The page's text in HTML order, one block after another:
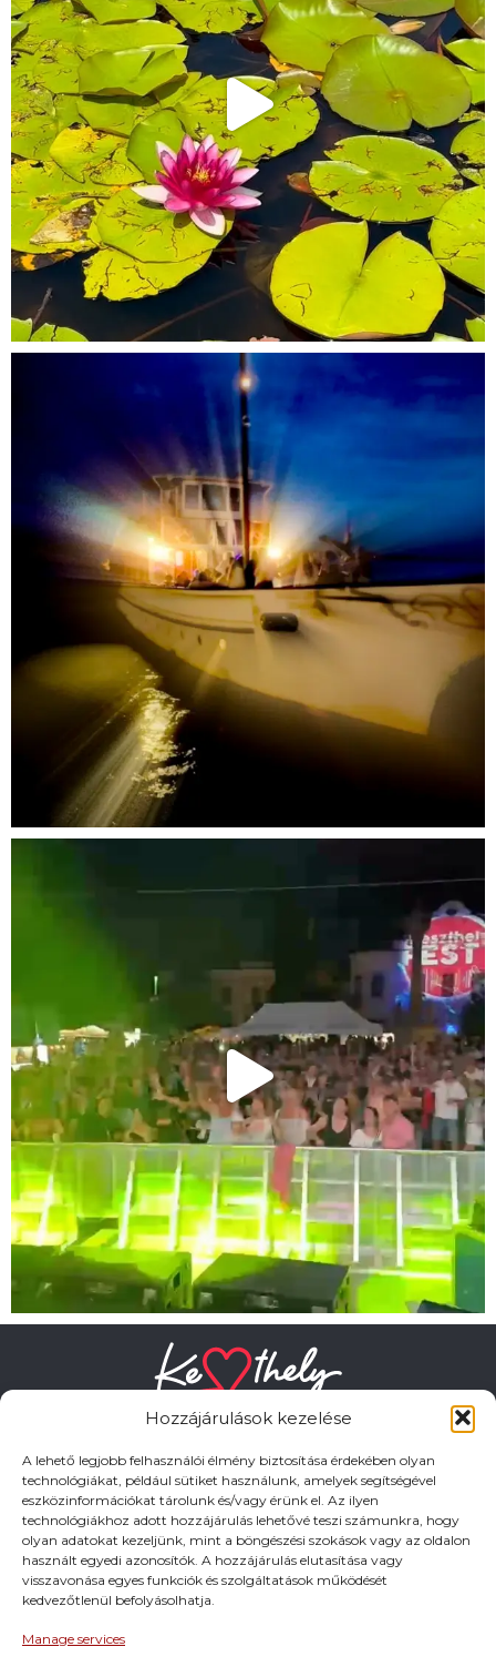
Hozzájárulások kezelése
A lehető legjobb felhasználói élmény biztosítása érdekében olyan
technológiákat, például sütiket használunk, amelyek segítségével
eszközinformációkat tárolunk és/vagy érünk el. Az ilyen
technológiákhoz adott hozzájárulás lehetővé teszi számunkra, hogy
olyan adatokat kezeljünk, mint a böngészési szokások vagy az oldalon
használt egyedi azonosítók. A hozzájárulás elutasítása vagy
visszavonása egyes funkciók és szolgáltatások működését
kedvezőtlenül befolyásolhatja.
Manage services
HASZNOS LINKEK
Adatkezelési tájékoztató
Impresszum